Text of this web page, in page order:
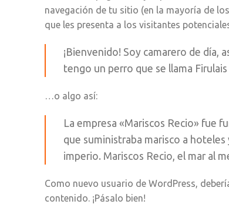
navegación de tu sitio (en la mayoría de
que les presenta a los visitantes
¡Bienvenido! Soy camarero de día,
tengo un perro que se llama
…o algo así:
La empresa «Mariscos Recio» fue
que suministraba marisco a
imperio. Mariscos Recio, el mar al
Como nuevo usuario de WordPress,
contenido. ¡Pásalo bien!